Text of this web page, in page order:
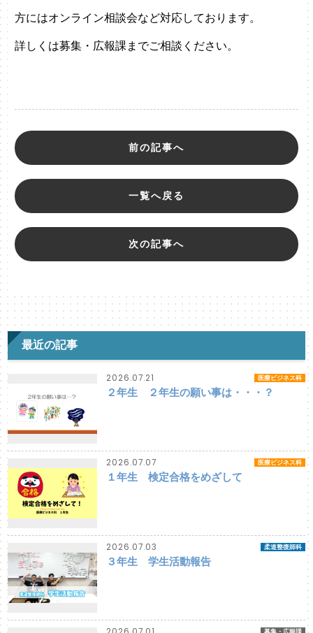
方にはオンライン相談会など対応しております。
詳しくは募集・広報課までご相談ください。
前の記事へ
一覧へ戻る
次の記事へ
最近の記事
2026.07.21 医療ビジネス科
２年生 ２年生の願い事は・・・？
2026.07.07 医療ビジネス科
１年生 検定合格をめざして
2026.07.03 柔道整復師科
３年生 学生活動報告